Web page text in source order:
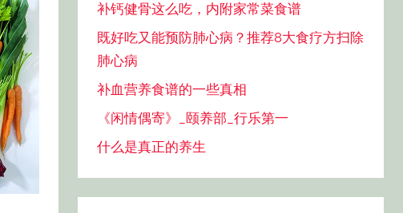
补钙健骨这么吃，内附家常菜食谱
既好吃又能预防肺心病？推荐8大食疗方扫除
肺心病
补血营养食谱的一些真相
《闲情偶寄》_颐养部_行乐第一
什么是真正的养生